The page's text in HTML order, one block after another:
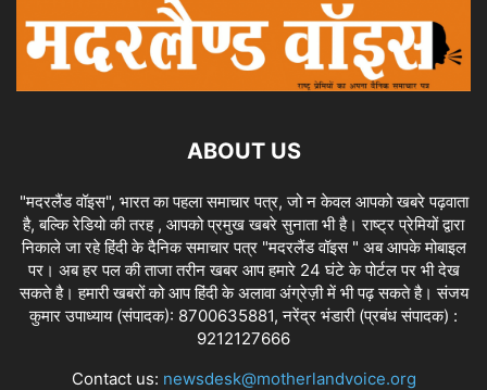
ABOUT US
"मदरलैंड वॉइस", भारत का पहला समाचार पत्र, जो न केवल आपको खबरे पढ़वाता
है, बल्कि रेडियो की तरह , आपको प्रमुख खबरे सुनाता भी है। राष्ट्र प्रेमियों द्वारा
निकाले जा रहे हिंदी के दैनिक समाचार पत्र "मदरलैंड वॉइस " अब आपके मोबाइल
पर। अब हर पल की ताजा तरीन खबर आप हमारे 24 घंटे के पोर्टल पर भी देख
सकते है। हमारी खबरों को आप हिंदी के अलावा अंग्रेज़ी में भी पढ़ सकते है। संजय
कुमार उपाध्याय (संपादक): 8700635881, नरेंद्र भंडारी (प्रबंध संपादक) :
9212127666
Contact us: newsdesk@motherlandvoice.org